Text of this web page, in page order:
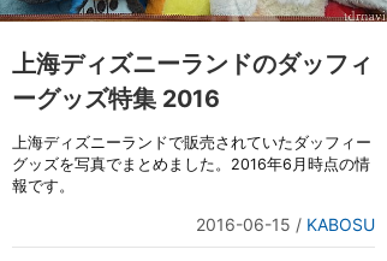
上海ディズニーランドのダッフィ
ーグッズ特集 2016
上海ディズニーランドで販売されていたダッフィー
グッズを写真でまとめました。2016年6月時点の情
報です。
2016-06-15 / KABOSU